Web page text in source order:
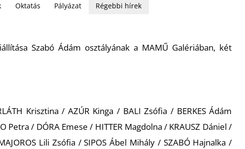
Oktatás Pályázat Régebbi hírek
Szabó Ádám osztályának a MAMŰ Galériában, két
Krisztina / AZÚR Kinga / BALI Zsófia / BERKES Ádám
Petra / DÓRA Emese / HITTER Magdolna / KRAUSZ Dániel /
Lili Zsófia / SIPOS Ábel Mihály / SZABÓ Hajnalka /